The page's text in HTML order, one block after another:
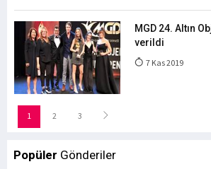
MGD 24. Altın
verildi
7 Kas 2019
1 2 3
Popüler Gönderiler